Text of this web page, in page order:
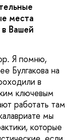
места
Вашей
Я помню,
Булгакова на
в
ключевым
работать там
мы
которые